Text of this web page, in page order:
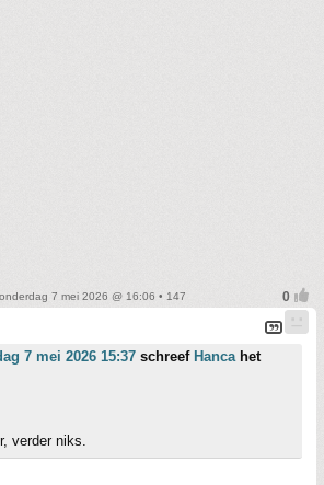
7 mei 2026 @ 16:06 • 147
7 mei 2026 15:37 schreef Hancahet
verder niks.